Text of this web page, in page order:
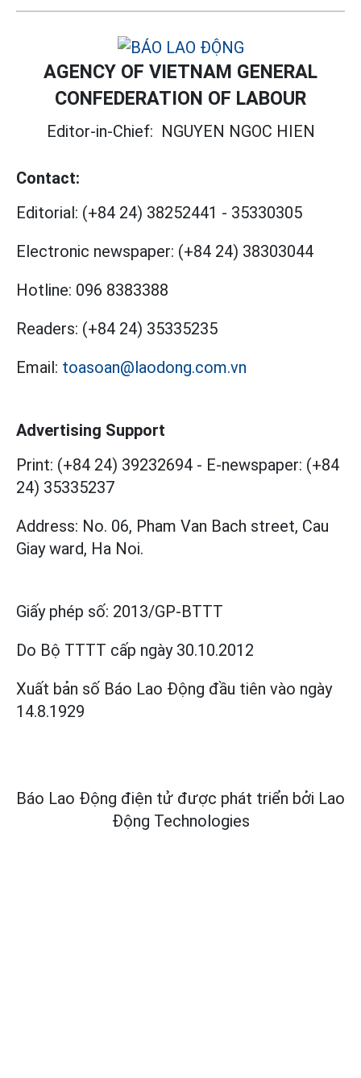
AGENCY OF VIETNAM GENERAL
CONFEDERATION OF LABOUR
Editor-in-Chief: NGUYEN NGOC HIEN
Contact:
Editorial: (+84 24) 38252441 - 35330305
Electronic newspaper: (+84 24) 38303044
Hotline: 096 8383388
Readers: (+84 24) 35335235
Email: toasoan@laodong.com.vn
Advertising Support
Print: (+84 24) 39232694 - E-newspaper: (+84
24) 35335237
Address: No. 06, Pham Van Bach street, Cau
Giay ward, Ha Noi.
Giấy phép số: 2013/GP-BTTT
Do Bộ TTTT cấp ngày 30.10.2012
Xuất bản số Báo Lao Động đầu tiên vào ngày
14.8.1929
Báo Lao Động điện tử được phát triển bởi Lao
Động Technologies